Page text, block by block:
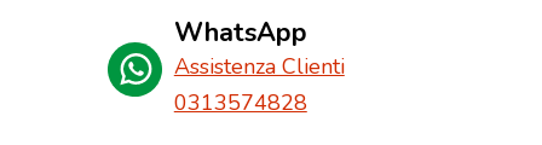
WhatsApp
Assistenza Clienti
0313574828